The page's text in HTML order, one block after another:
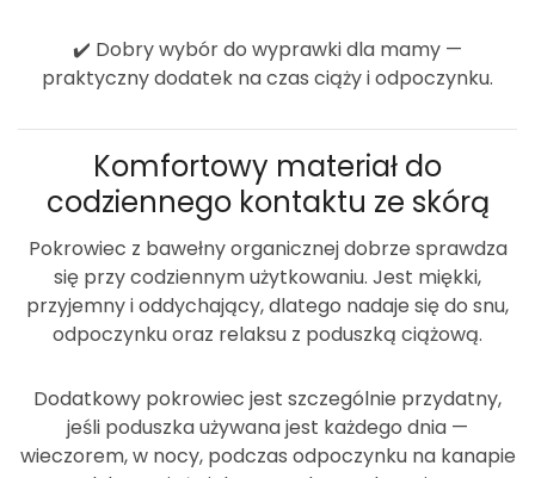
✔️ Dobry wybór do wyprawki dla mamy —
praktyczny dodatek na czas ciąży i odpoczynku.
Komfortowy materiał do
codziennego kontaktu ze skórą
Pokrowiec z bawełny organicznej dobrze sprawdza
się przy codziennym użytkowaniu. Jest miękki,
przyjemny i oddychający, dlatego nadaje się do snu,
odpoczynku oraz relaksu z poduszką ciążową.
Dodatkowy pokrowiec jest szczególnie przydatny,
jeśli poduszka używana jest każdego dnia —
wieczorem, w nocy, podczas odpoczynku na kanapie